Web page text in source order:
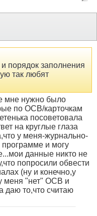
порядок заполнения
так любят
мне нужно было
по ОСВ/карточкам
посоветовала
на круглые глаза
у меня-журнально-
и могу
данные никто не
попросили обвести
(ну и конечно,у
меня "нет" ОСВ и
даю то,что считаю